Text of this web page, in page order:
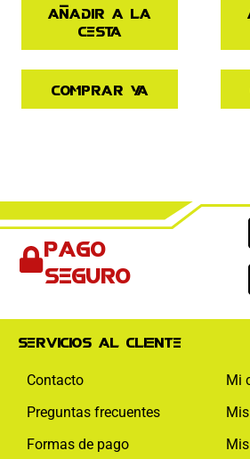
Añadir a la
cesta
Comprar ya
Pago
seguro
Servicios al cliente
Contacto
Preguntas frecuentes
Formas de pago
Mi